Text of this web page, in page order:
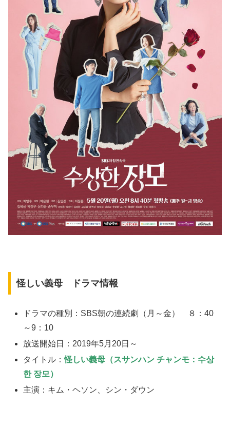
怪しい義母 ドラマ情報
ドラマの種別：SBS朝の連続劇（月～金） ８：40
～9：10
放送開始日：2019年5月20日～
タイトル：怪しい義母（スサンハン チャンモ：수상
한 장모）
主演：キム・ヘソン、シン・ダウン